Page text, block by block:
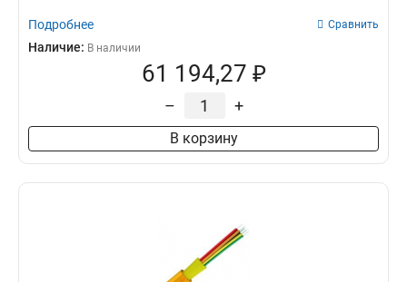
Подробнее Сравнить
Наличие: В наличии
61 194,27 ₽
– +
В корзину